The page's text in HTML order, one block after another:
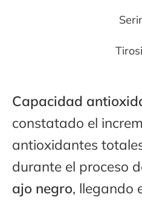
Capacidad
constatado el
antioxidantes
durante el proceso
ajo negro, llegando